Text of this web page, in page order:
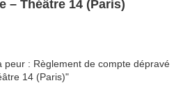
– Théâtre 14 (Paris)